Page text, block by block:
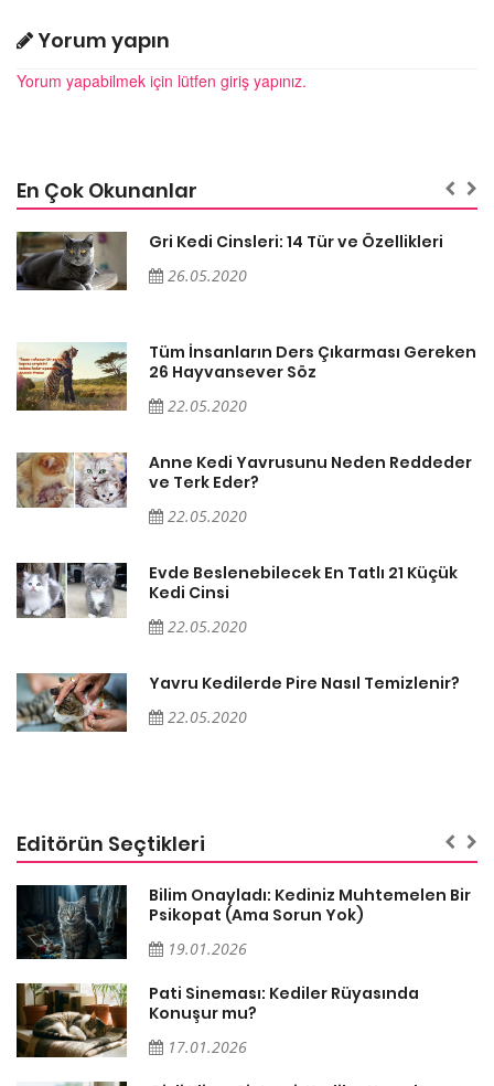
Yorum yapın
Yorum yapabilmek için lütfen giriş yapınız.
En Çok Okunanlar
Gri Kedi Cinsleri: 14 Tür ve Özellikleri
26.05.2020
Tüm İnsanların Ders Çıkarması Gereken
26 Hayvansever Söz
22.05.2020
Anne Kedi Yavrusunu Neden Reddeder
ve Terk Eder?
22.05.2020
Evde Beslenebilecek En Tatlı 21 Küçük
Kedi Cinsi
22.05.2020
Yavru Kedilerde Pire Nasıl Temizlenir?
22.05.2020
Editörün Seçtikleri
Bilim Onayladı: Kediniz Muhtemelen Bir
Psikopat (Ama Sorun Yok)
19.01.2026
Pati Sineması: Kediler Rüyasında
Konuşur mu?
17.01.2026